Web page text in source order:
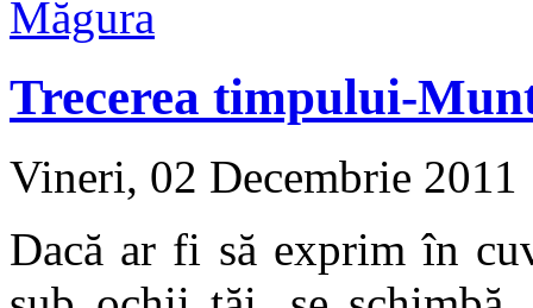
Trecerea timpului-
Vineri, 02 Decembrie
Dacă ar fi să exprim în